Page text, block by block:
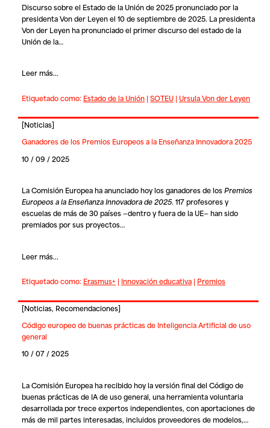
Discurso sobre el Estado de la Unión de 2025 pronunciado por la
presidenta Von der Leyen el 10 de septiembre de 2025. La presidenta
Von der Leyenha pronunciado el primer discurso del estado de la
Unión de la…
Leer más...
Etiquetado como: Estado de la Unión| SOTEU| Ursula Von der Leyen
[Noticias]
Ganadores de los Premios Europeos a la Enseñanza Innovadora 2025
10 / 09 / 2025
La Comisión Europea ha anunciado hoy los ganadores de losPremios
Europeos a la Enseñanza Innovadora de 2025. 117 profesores y
escuelas de más de 30 países —dentro y fuera de la UE— han sido
premiados por sus proyectos…
Leer más...
Etiquetado como: Erasmus+ | Innovación educativa| Premios
[Noticias, Recomendaciones]
Código europeo de buenas prácticas de Inteligencia Artificial de uso
general
10 / 07 / 2025
La Comisión Europea ha recibido hoy la versión final del Código de
buenas prácticas de IAde uso general, una herramienta voluntaria
desarrollada por trece expertos independientes, con aportaciones de
más de mil partes interesadas, incluidos proveedores de modelos,…